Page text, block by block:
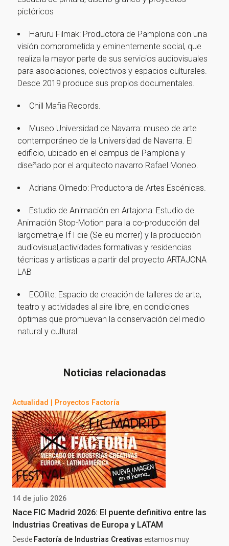
Ir a la home
pictóricos
Haruru Filmak: Productora de Pamplona con una
visión comprometida y eminentemente social, que
realiza la mayor parte de sus servicios audiovisuales
para asociaciones, colectivos y espacios culturales.
Desde 2019 produce sus propios documentales.
Chill Mafia Records.
Museo Universidad de Navarra: museo de arte
contemporáneo de la Universidad de Navarra. El
edificio, ubicado en el campus de Pamplona y
diseñado por el arquitecto navarro Rafael Moneo.
Adriana Olmedo: Productora de Artes Escénicas.
Estudio de Animación en Artajona: Estudio de
Animación Stop-Motion para la co-producción del
largometraje If I die (Se eu morrer) y la producción
audiovisual,actividades formativas y residencias
técnicas y artísticas a partir del proyecto ARTAJONA
LAB
ECOlite: Espacio de creación de talleres de arte,
teatro y actividades al aire libre, en condiciones
óptimas que promuevan la conservación del medio
natural y cultural.
Noticias relacionadas
Actualidad Proyectos Factoría
14 de julio 2026
Nace FIC Madrid 2026: El puente definitivo entre las
Industrias Creativas de Europa y LATAM
Desde Factoría de Industrias Creativas estamos muy